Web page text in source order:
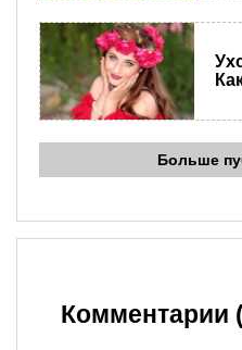
Больше
Комментарии